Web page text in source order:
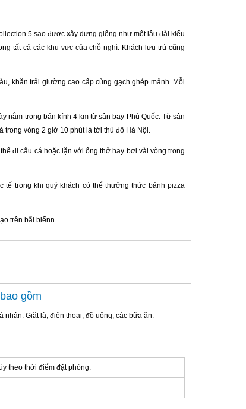
5 sao được xây dựng giống như một lâu đài kiểu
tất cả các khu vực của chỗ nghì. Khách lưu trú cũng
khăn trải giường cao cấp cùng gạch ghép mảnh. Mỗi
nằm trong bán kính 4 km từ sân bay Phú Quốc. Từ sân
trong vòng 2 giờ 10 phút là tới thủ đô Hà Nội.
đi câu cá hoặc lặn với ống thở hay bơi vài vòng trong
tế trong khi quý khách có thể thưởng thức bánh pizza
trên bãi biểnn.
gồm
nhân: Giặt là, điện thoại, đồ uống, các bữa ăn.
theo thời điểm đặt phòng.